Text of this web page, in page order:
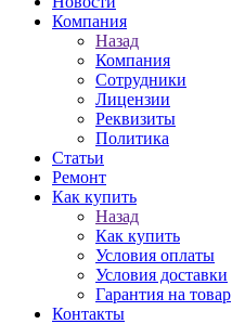
Компания
Назад
Компания
Сотрудники
Лицензии
Реквизиты
Политика
Статьи
Ремонт
Как купить
Назад
Как купить
Условия оплаты
Условия доставки
Гарантия на товар
Контакты